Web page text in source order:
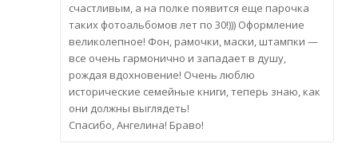
счастливым, а на полке появится еще парочка
таких фотоальбомов лет по 30!))) Оформление
великолепное! Фон, рамочки, маски, штампки —
все очень гармонично и западает в душу,
рождая вдохновение! Очень люблю
исторические семейные книги, теперь знаю, как
они должны выглядеть!
Спасибо, Ангелина! Браво!